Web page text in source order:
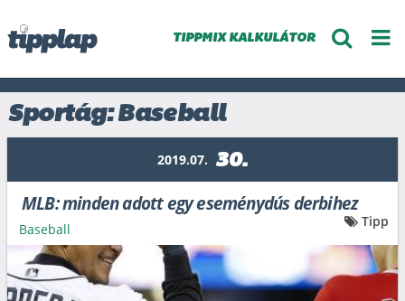
TIPPMIX KALKULÁTOR
Sportág: Baseball
2019.07. 30.
MLB: minden adott egy eseménydús derbihez
Baseball Tipp